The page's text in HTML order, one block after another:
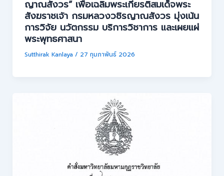
ญาณสังวร” เพื่อเฉลิมพระเกียรติสมเด็จพระ
สังฆราชเจ้า กรมหลวงวชิรญาณสังวร มุ่งเน้น
การวิจัย นวัตกรรม บริการวิชาการ และเผยแผ่
พระพุทธศาสนา
Sutthirak Kanlaya / 27 กุมภาพันธ์ 2026